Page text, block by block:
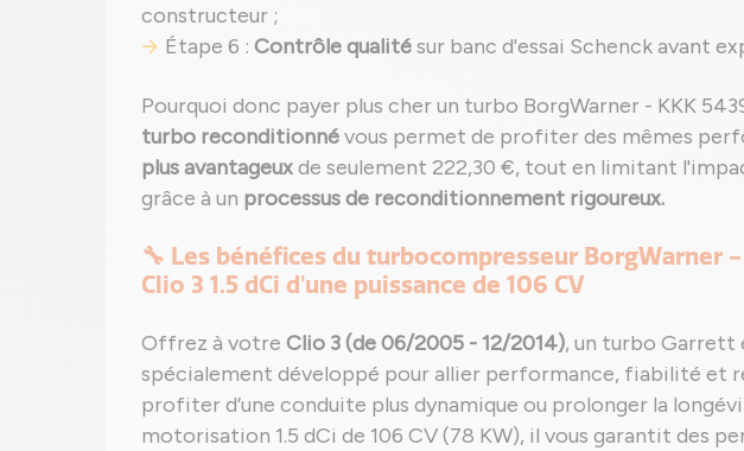
constructeur ;
Étape 6 : Contrôle qualitésur banc d'essai Schenck avant
Pourquoi donc payer plus cher un turbo BorgWarner - KKK
turbo reconditionnévous permet de profiter des mêmes
plus avantageuxde seulement 222,30 €, tout en limitant
grâce à un processus de reconditionnement rigoureux.
🔧 Les bénéfices du turbocompresseur BorgWarner -
Clio 3 1.5 dCi d'une puissance de 106 CV
Offrez à votre Clio 3 (de 06/2005 - 12/2014), un turbo Garrett
spécialement développé pour allier performance, fiabilité et
profiter d’une conduite plus dynamique ou prolonger la
motorisation 1.5 dCi de 106 CV (78 KW), il vous garantit des